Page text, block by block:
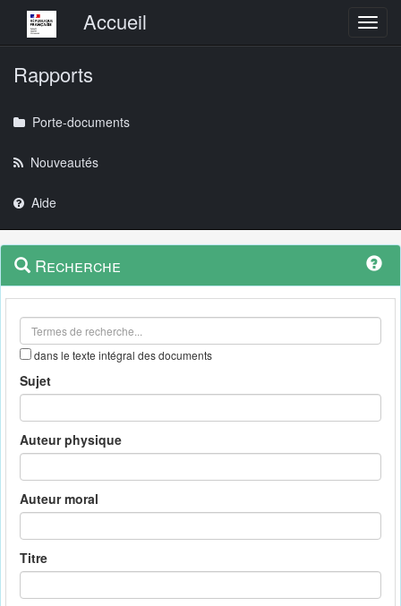
Menu principalAccueil
Rapports
Porte-documents
Nouveautés
Aide
Navigation
outils
Menu
contextuel
Recherche
dans le texte intégral des documents
Sujet
Auteur physique
Auteur moral
Titre